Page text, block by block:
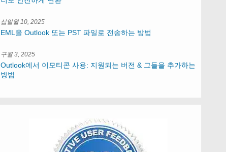
십일월 10, 2025
EML을 Outlook 또는 PST 파일로 전송하는 방법
구월 3, 2025
Outlook에서 이모티콘 사용: 지원되는 버전 & 그들을 추가하는
방법